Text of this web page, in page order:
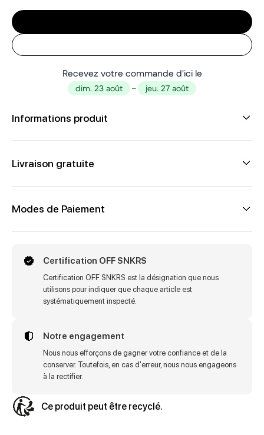
Recevez votre commande d'ici le
dim. 23 août – jeu. 27 août
Informations produit
Livraison gratuite
Modes de Paiement
Certification OFF SNKRS
Certification OFF SNKRS est la désignation que nous
utilisons pour indiquer que chaque article est
systématiquement inspecté.
Notre engagement
Nous nous efforçons de gagner votre confiance et de la
conserver. Toutefois, en cas d'erreur, nous nous engageons
à la rectifier.
Ce produit peut être recyclé.